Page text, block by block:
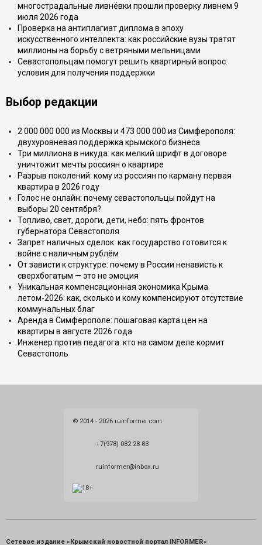
многострадальные ливнёвки прошли проверку ливнем 9
июля 2026 года
Проверка на антиплагиат диплома в эпоху
искусственного интеллекта: как российские вузы тратят
миллионы на борьбу с ветряными мельницами
Севастопольцам помогут решить квартирный вопрос:
условия для получения поддержки
Выбор редакции
2 000 000 000 из Москвы и 473 000 000 из Симферополя:
двухуровневая поддержка крымского бизнеса
Три миллиона в никуда: как мелкий шрифт в договоре
уничтожит мечты россиян о квартире
Разрыв поколений: кому из россиян по карману первая
квартира в 2026 году
Голос не онлайн: почему севастопольцы пойдут на
выборы 20 сентября?
Топливо, свет, дороги, дети, небо: пять фронтов
губернатора Севастополя
Запрет наличных сделок: как государство готовится к
войне с наличным рублём
От зависти к структуре: почему в России ненависть к
сверхбогатым — это не эмоция
Уникальная компенсационная экономика Крыма
летом-2026: как, сколько и кому компенсируют отсутствие
коммунальных благ
Аренда в Симферополе: пошаговая карта цен на
квартиры в августе 2026 года
Инженер против педагога: кто на самом деле кормит
Севастополь
© 2014 - 2026 ruinformer.com
+7(978) 082 28 83
ruinformer@inbox.ru
Сетевое издание «Крымский новостной портал INFORMER»